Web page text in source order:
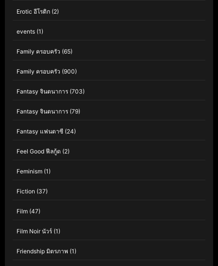
Erotic อีโรติก (2)
events (1)
Family ครอบครัว (65)
Family ครอบครัว (900)
Fantasy จินตนาการ (703)
Fantasy จินตนาการ (79)
Fantasy แฟนตาซี (24)
Feel Good ฟีลกู้ด (2)
Feminism (1)
Fiction (37)
Film (47)
Film Noir นัวร์ (1)
Friendship มิตรภาพ (1)